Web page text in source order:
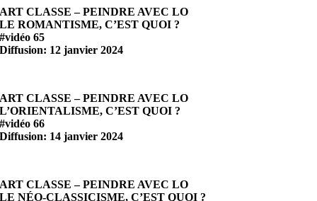
ART CLASSE – PEINDRE AVEC LO
LE ROMANTISME, C’EST QUOI ?
#vidéo 65
Diffusion: 12 janvier 2024
ART CLASSE – PEINDRE AVEC LO
L’ORIENTALISME, C’EST QUOI ?
#vidéo 66
Diffusion: 14 janvier 2024
ART CLASSE – PEINDRE AVEC LO
LE NÉO-CLASSICISME, C’EST QUOI ?